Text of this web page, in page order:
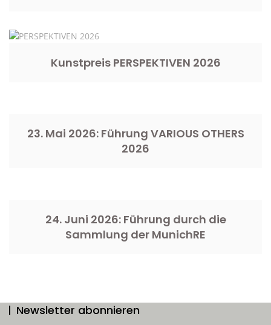
Kunstpreis PERSPEKTIVEN 2026
23. Mai 2026: Führung VARIOUS OTHERS
2026
24. Juni 2026: Führung durch die
Sammlung der MunichRE
Newsletter abonnieren